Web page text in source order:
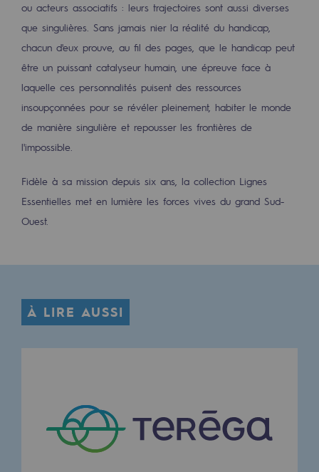
Captage de CO2
Nouveaux usages
Concertations CH4, H2 et CO2
Espace pédagogique
Espace pédagogique
Objectif Hydrogène
CCUS Objectif Zéro CO2
Acteur engagé
Acteur engagé
Responsabilité environnementale
Responsabilité environnementale
ou acteurs associatifs : leurs trajectoires sont aussi diverses
que singulières. Sans jamais nier la réalité du handicap,
chacun d'eux prouve, au fil des pages, que le handicap peut
être un puissant catalyseur humain, une épreuve face à
laquelle ces personnalités puisent des ressources
insoupçonnées pour se révéler pleinement, habiter le monde
de manière singulière et repousser les frontières de
l'impossible.
Fidèle à sa mission depuis six ans, la collection Lignes
Essentielles met en lumière les forces vives du grand Sud-
Ouest.
À LIRE AUSSI